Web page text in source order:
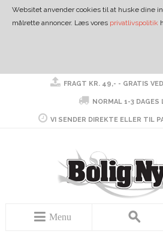
Websitet anvender cookies til at huske dine
målrette annoncer. Læs vores privatlivspolitik
FRAGT KR. 49,- - GRATIS
NORMAL 1-3 DAGES
VI SENDER DIREKTE ELLER TIL
Menu